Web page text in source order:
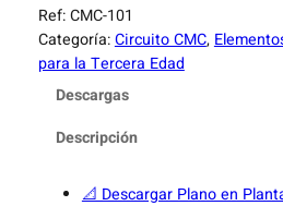
Ref:CMC-101
Categoría:Circuito CMC,
para la Tercera Edad
Descargas
Descripción
📐 Descargar Plano en